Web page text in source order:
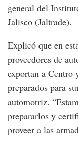
general del
Jalisco (Jaltrade).
Explicó que en
proveedores de
exportan a Centro
preparados para
automotriz.
prepararlos y
proveer a las